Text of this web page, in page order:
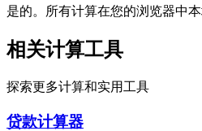
是的。所有计算在您的浏览器中
相关计算工具
探索更多计算和实用工具
贷款计算器